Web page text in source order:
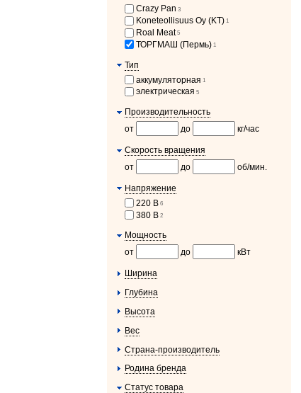
Crazy Pan 3
Koneteollisuus Oy (KT) 1
Roal Meat 5
ТОРГМАШ (Пермь) 1
Тип
аккумуляторная 1
электрическая 5
Производительность
от
до кг/час
Скорость вращения
от
до об/мин.
Напряжение
220 В 6
380 В 2
Мощность
от
до кВт
Ширина
Глубина
Высота
Вес
Страна-производитель
Родина бренда
Статус товара